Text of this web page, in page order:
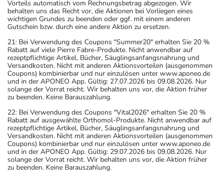
Vorteils automatisch vom Rechnungsbetrag abgezogen. Wir
behalten uns das Recht vor, die Aktionen bei Vorliegen eines
wichtigen Grundes zu beenden oder ggf. mit einem anderen
Gutschein bzw. durch eine andere Aktion zu ersetzen.
21: Bei Verwendung des Coupons "Summer20" erhalten Sie 20 %
Rabatt auf viele Pierre Fabre-Produkte. Nicht anwendbar auf
rezeptpflichtige Artikel, Bücher, Säuglingsanfangsnahrung und
Versandkosten. Nicht mit anderen Aktionsvorteilen (ausgenommen
Coupons) kombinierbar und nur einzulösen unter www.aponeo.de
und in der APONEO App. Gültig: 27.07.2026 bis 09.08.2026. Nur
solange der Vorrat reicht. Wir behalten uns vor, die Aktion früher
zu beenden. Keine Barauszahlung.
22: Bei Verwendung des Coupons "Vital2026" erhalten Sie 20 %
Rabatt auf ausgewählte Orthomol-Produkte. Nicht anwendbar auf
rezeptpflichtige Artikel, Bücher, Säuglingsanfangsnahrung und
Versandkosten. Nicht mit anderen Aktionsvorteilen (ausgenommen
Coupons) kombinierbar und nur einzulösen unter www.aponeo.de
und in der APONEO App. Gültig: 29.07.2026 bis 09.08.2026. Nur
solange der Vorrat reicht. Wir behalten uns vor, die Aktion früher
zu beenden. Keine Barauszahlung.